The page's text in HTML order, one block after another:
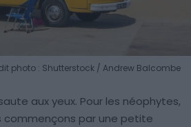
photo : Shutterstock / Andrew Balcombe
aux yeux. Pour les néophytes,
commençons par une petite